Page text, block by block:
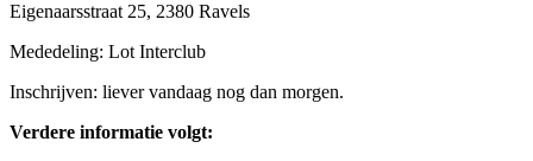
Eigenaarsstraat 25, 2380 Ravels
Mededeling: Lot Interclub
Inschrijven: liever vandaag nog dan morgen.
Verdere informatie volgt: